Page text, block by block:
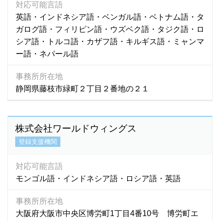
モンゴル語
モン語
ラオ語
(4)
ラオス語 (76)
ルーマニア語
ロシア語 (92)
広東語 (16)
四川語 (1)
上海語 (3)
台湾語
(43)
朝鮮語 (2)
日本語 (7)
対応可能言語
英語・インドネシア語・ベンガル語・ベトナム語・タ
ガログ語・フィリピン語・ウズベク語・タジク語・ロ
シア語・トルコ語・カザフ語・キルギス語・ミャンマ
ー語・ネパール語
事務所所在地
静岡県藤枝市緑町２丁目２番地の２１
株式会社ワールドウィングス
登録支援機関
対応可能言語
モンゴル語・インドネシア語・ロシア語・英語
事務所所在地
大阪府大阪市中央区博労町1丁目4番10号 博労町エ